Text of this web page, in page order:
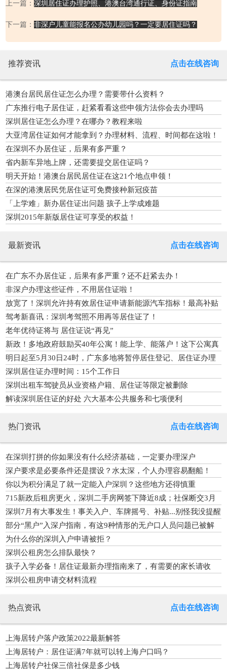
上一篇： 深圳居住证办理护照、港澳台湾通行证、身份证指南
下一篇： 非深户儿童能报名公办幼儿园吗？一定要居住证吗？
推荐资讯 点击在线咨询
港澳台居民居住证怎么办理？需要带什么资料？
广东推行电子居住证，赶紧看看这些申领方法你会去办理吗
深圳居住证怎么办理？在哪办？教程来啦
大亚湾居住证如何才能拿到？办理材料、流程、时间都在这啦！
在深圳不办居住证，后果有多严重？
省内新车异地上牌，还需要提交居住证吗？
明天开始！港澳台居民居住证在这21个地点申领！
在深的港澳居民凭居住证可免费接种新冠疫苗
「上学难」新办居住证出问题 孩子上学成难题
深圳2015年新版居住证可享受的权益！
最新资讯 点击在线咨询
在广东不办居住证，后果有多严重？还不赶紧去办！
非深户办理这些证件，不用居住证啦！
放宽了！深圳允许持有效居住证申请新能源汽车指标！最高补贴
2万
驾考新喜讯：深圳考驾照不用再等居住证了！
老年优待证将与 居住证说“再见”
新政！多地政府鼓励买40年公寓！能上学、能落户！这下公寓真
火了
明日起至5月30日24时，广东多地将暂停居住登记、居住证办理
等业务
深圳居住证办理时间：15个工作日
深圳出租车驾驶员从业资格户籍、居住证等限定被删除
解读深圳居住证的好处 六大基本公共服务和七项便利
热门资讯 点击在线咨询
在深圳打拼的你如果没有什么经济基础，一定要办理深户
深户要求是必要条件还是摆设？水太深，个人办理容易翻船！
你以为积分满足了就一定能入户深圳？这些地方还得慎重
715新政后租房更火，深圳二手房网签下降近8成；社保断交3月
后
深圳7月有大事发生！事关入户、车牌摇号、补贴...别怪我没提醒
你
部分“黑户”入深户指南，有这9种情形的无户口人员问题已被解
决
为什么你的深圳入户申请被拒？
深圳公租房怎么排队最快？
孩子入学必备！居住证最新办理指南来了，有需要的家长请收
好！
深圳公租房申请交材料流程
热点资讯 点击在线咨询
上海居转户落户政策2022最新解答
上海居转户：居住证满7年就可以转上海户口吗？
上海居转户社保三倍社保是多少钱